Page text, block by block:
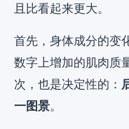
且比看起来更大。
首先，身体成分的变
数字上增加的肌肉质
次，也是决定性的：
一图景。